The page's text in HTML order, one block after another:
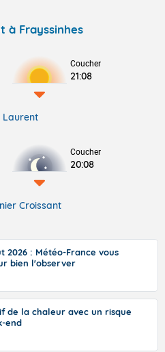
à Frayssinhes
Coucher
21:08
Laurent
Coucher
20:08
Croissant
2026 : Météo-France vous
bien l'observer
de la chaleur avec un risque
end